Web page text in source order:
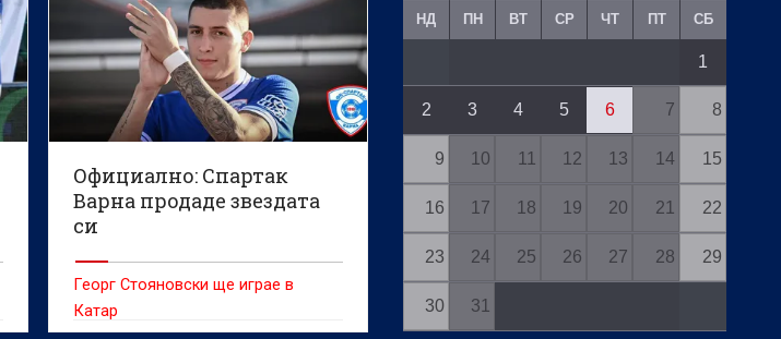
Официално: Спартак
Варна продаде звездата
си
Георг Стояновски ще играе в
Катар
НД ПН ВТ СР ЧТ ПТ СБ
1
2 3 4 5 6 7 8
9 10 11 12 13 14 15
16 17 18 19 20 21 22
23 24 25 26 27 28 29
30 31